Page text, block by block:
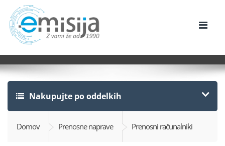
Nakupujte po oddelkih
Domov Prenosne naprave Prenosni računalniki